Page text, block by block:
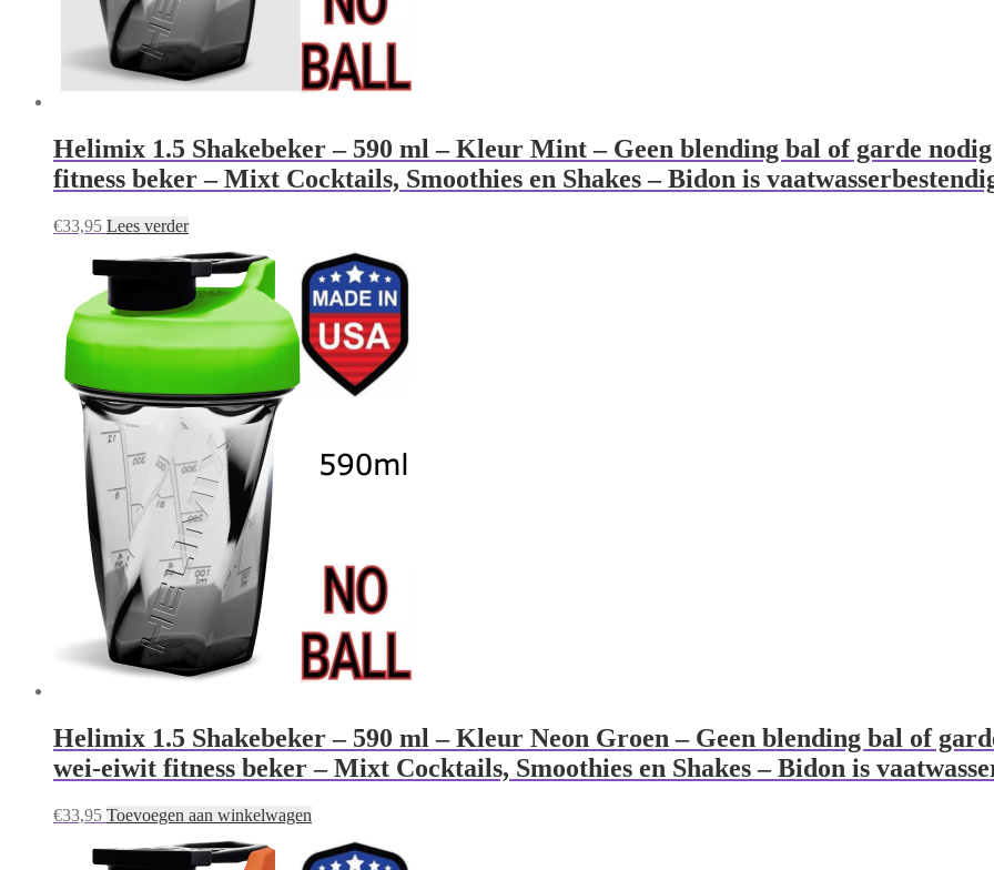
Helimix 1.5 Shakebeker – 590 ml – Kleur Mint – Geen blending bal of garde
fitness beker – Mixt Cocktails, Smoothies en Shakes – Bidon is
€33,95 Lees verder
Helimix 1.5 Shakebeker – 590 ml – Kleur Neon Groen – Geen blending bal of
wei-eiwit fitness beker – Mixt Cocktails, Smoothies en Shakes – Bidon is
€33,95 Toevoegen aan winkelwagen